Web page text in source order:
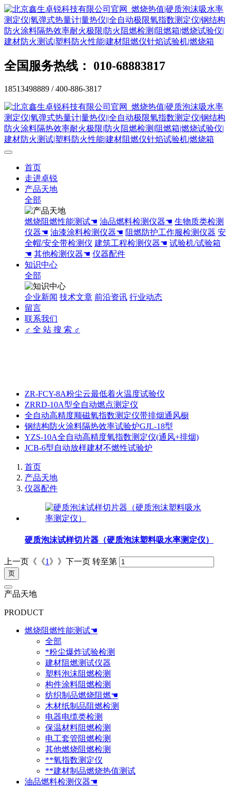
全国服务热线： 010-68883817
18513498889 / 400-886-3817
首页
走进卓锐
产品天地
全部
燃烧阻燃性能测试☚ 油品燃料检测仪器☚ 生物质类检测
仪器☚ 油漆涂料检测仪器☚ 阻燃防护工作服检测仪器 安
全帽/安全带检测仪 建筑工程检测仪器☚ 试验机/试验箱
☚ 其他检测仪器☚ 仪器配件
知识中心
全部
企业新闻 技术文章 前沿资讯 行业动态
留言
联系我们
♂ 全 站 搜 索 ♂
ZR-FCY-8A粉尘云最低着火温度试验仪
ZRRD-10A型全自动燃点测定仪
全自动高精度顺磁氧指数测定仪带排烟通风橱
钢结构防火涂料隔热效率试验炉GJL-18型
YZS-10A全自动高精度氧指数测定仪(通风+排烟)
JCB-6型自动放样建材不燃性试验炉
首页
产品天地
仪器配件
硬质泡沫试样切片器（硬质泡沫塑料吸水率测定仪）
上一页《《1 》》下一页 转至第
产品天地
PRODUCT
燃烧阻燃性能测试☚
全部
*粉尘爆炸试验检测
建材阻燃测试仪器
塑料泡沫阻燃检测
构件涂料阻燃检测
纺织制品燃烧阻燃☚
木材纸制品阻燃检测
电器电缆类检测
保温材料阻燃检测
电工套管阻燃检测
其他燃烧阻燃检测
**氧指数测定仪
**建材制品燃烧热值测试
油品燃料检测仪器☚